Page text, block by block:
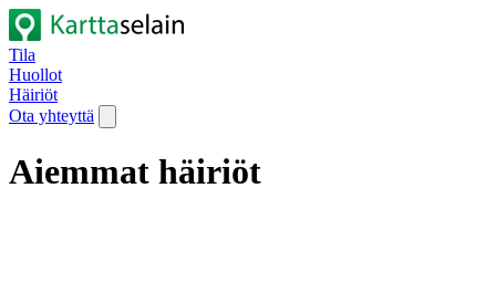
Tila
Huollot
Häiriöt
Ota yhteyttä
Aiemmat häiriöt